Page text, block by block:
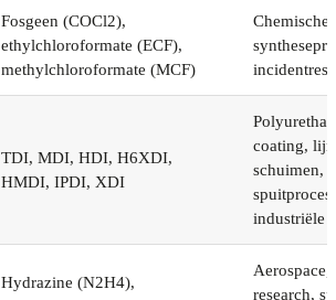
Fosgeen (COCl2),
ethylchloroformate (ECF),
methylchloroformate (MCF)
Chemische
TDI, MDI, HDI, H6XDI,
HMDI, IPDI, XDI
coating,
schuimen,
industriële
Hydrazine (N2H4),
Aerospace,
research,